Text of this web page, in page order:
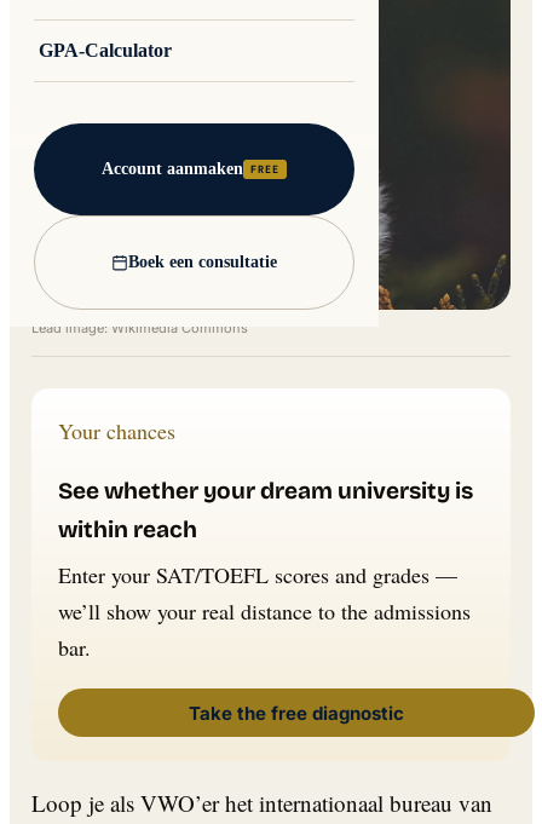
GPA-Calculator
Account aanmaken FREE
Boek een consultatie
Lead image: Wikimedia Commons
Your chances
See whether your dream university is
within reach
Enter your SAT/TOEFL scores and grades —
we’ll show your real distance to the admissions
bar.
Take the free diagnostic
Loop je als VWO’er het internationaal bureau van